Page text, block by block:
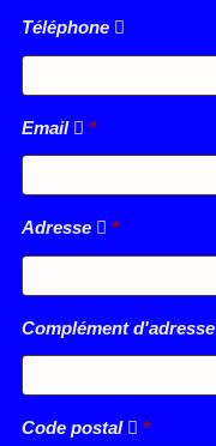
Téléphone
Email *
Adresse *
Complément d'adresse
Code postal *